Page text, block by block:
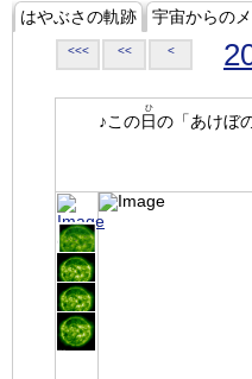
はやぶさの軌跡 宇宙からの
<<< << <
♪この日
ひ
の「あけぼの